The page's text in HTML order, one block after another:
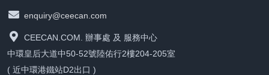
enquiry@ceecan.com
CEECAN.COM. 辦事處 及 服務中心
中環皇后大道中50-52號陸佑行2樓204-205室
( 近中環港鐵站D2出口 )